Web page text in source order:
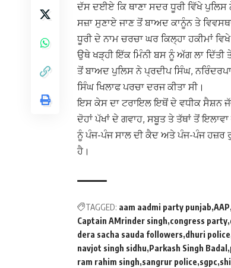
ਦੱਸ ਦਈਏ ਕਿ ਥਾਣਾ ਸਦਰ ਧੂਰੀ ਵਿੱਖੇ ਪੁਲਿਸ
ਸਜ਼ਾ ਸੁਣਾਏ ਜਾਣ ਤੋਂ ਬਾਅਦ ਕਾਨੂੰਨ ਤੇ
ਧੂਰੀ ਦੇ ਨਾਮ ਚਰਚਾ ਘਰ ਕਿਲ੍ਹਾ ਹਕੀਮਾਂ
ਉਥੇ ਖੜ੍ਹੀ ਇੱਕ ਮਿੰਨੀ ਬਸ ਨੂੰ ਅੱਗ ਲਾ ਦਿੱਤੀ
ਤੋਂ ਬਾਅਦ ਪੁਲਿਸ ਨੇ ਪ੍ਰਦੀਪ ਸਿੰਘ,
ਸਿੰਘ ਖਿਲਾਫ ਪਰਚਾ ਦਰਜ ਕੀਤਾ ਸੀ।
ਇਸ ਕੇਸ ਦਾ ਟਰਾਇਲ ਇਥੋਂ ਦੇ ਵਧੀਕ ਸੈਸ਼ਨ
ਦੋਹਾਂ ਪੱਖਾਂ ਦੇ ਗਵਾਹ, ਸਬੂਤ ਤੇ ਤੱਥਾਂ ਤੋਂ
ਨੂੰ ਪੰਜ-ਪੰਜ ਸਾਲ ਦੀ ਕੈਦ ਅਤੇ ਪੰਜ-ਪੰਜ ਹਜ਼ਰ
ਹੈ।
TAGGED: aam aadmi party punjab AAP
Captain AMrinder singh congress party
dera sacha sauda followers dhuri police
navjot singh sidhu Parkash Singh Badal
ram rahim singh sangrur police sgpc